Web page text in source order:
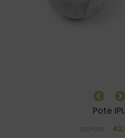
Pote